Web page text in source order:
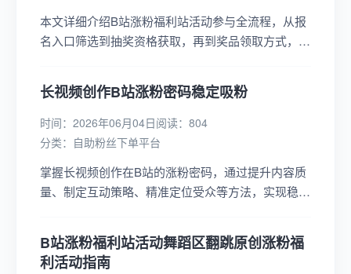
本文详细介绍B站涨粉福利站活动参与全流程，从报
名入口筛选到抽奖资格获取，再到奖品领取方式，助
长视频创作B站涨粉密码稳定吸粉
时间：2026年06月04日阅读：804
分类： 自助粉丝下单平台
掌握长视频创作在B站的涨粉密码，通过提升内容质
量、制定互动策略、精准定位受众等方法，实现稳定
B站涨粉福利站活动舞蹈区翻跳原创涨粉福
利活动指南